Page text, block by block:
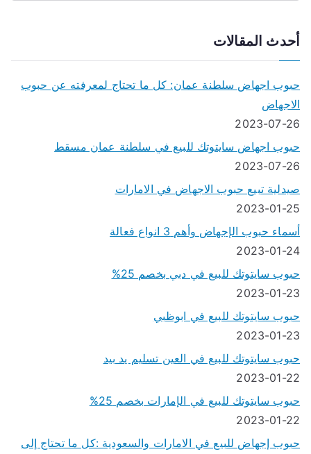
أحدث المقالات
حبوب اجهاض سلطنة عمان: كل ما تحتاج لمعرفته عن حبوب
الاجهاض
2023-07-26
حبوب اجهاض سايتوتك للبيع في سلطنة عمان مسقط
2023-07-26
صيدلية تبيع حبوب الاجهاض في الامارات
2023-01-25
أسماء حبوب الإجهاض وأهم 3 انواع فعالة
2023-01-24
حبوب سايتوتك للبيع في دبي بخصم 25%
2023-01-23
حبوب سايتوتك للبيع في ابوظبي
2023-01-23
حبوب سايتوتك للبيع في العين تسليم يد بيد
2023-01-22
حبوب سايتوتك للبيع في الإمارات بخصم 25%
2023-01-22
حبوب إجهاض للبيع في الامارات والسعودية :كل ما تحتاج إلى